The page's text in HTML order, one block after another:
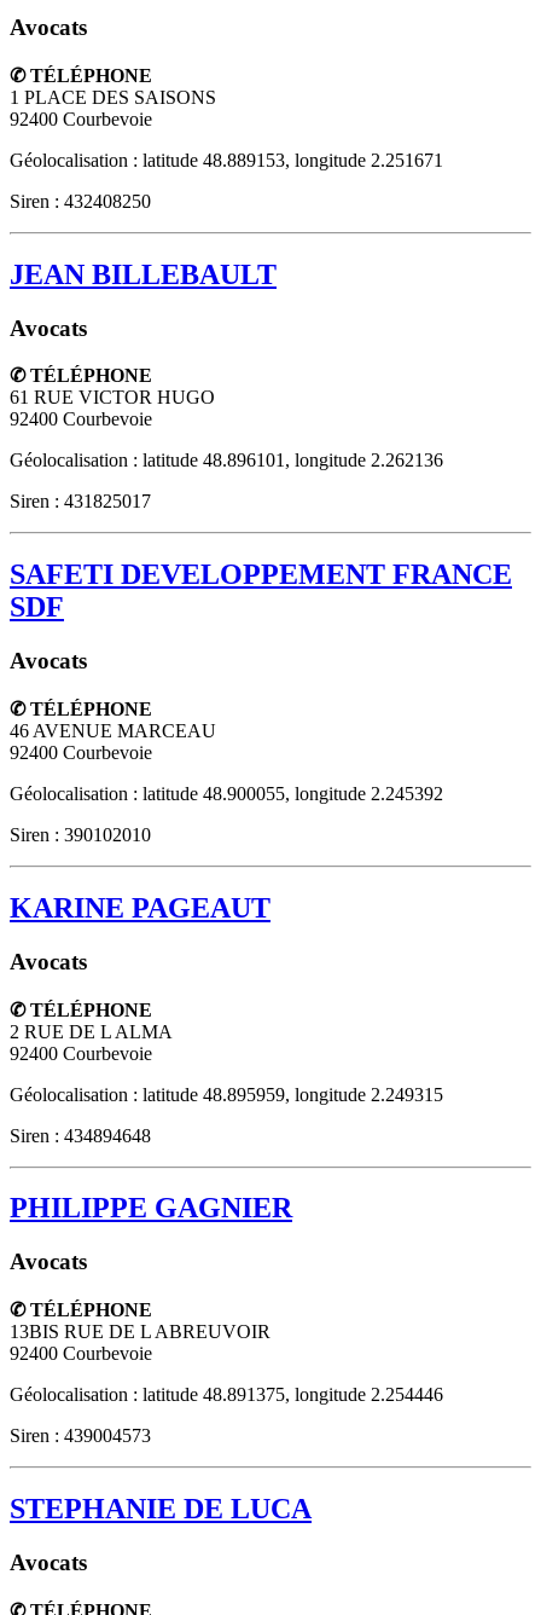
Avocats
✆ TÉLÉPHONE
1 PLACE DES SAISONS
92400 Courbevoie
Géolocalisation : latitude 48.889153, longitude 2.251671
Siren : 432408250
JEAN BILLEBAULT
Avocats
✆ TÉLÉPHONE
61 RUE VICTOR HUGO
92400 Courbevoie
Géolocalisation : latitude 48.896101, longitude 2.262136
Siren : 431825017
SAFETI DEVELOPPEMENT FRANCE
SDF
Avocats
✆ TÉLÉPHONE
46 AVENUE MARCEAU
92400 Courbevoie
Géolocalisation : latitude 48.900055, longitude 2.245392
Siren : 390102010
KARINE PAGEAUT
Avocats
✆ TÉLÉPHONE
2 RUE DE L ALMA
92400 Courbevoie
Géolocalisation : latitude 48.895959, longitude 2.249315
Siren : 434894648
PHILIPPE GAGNIER
Avocats
✆ TÉLÉPHONE
13BIS RUE DE L ABREUVOIR
92400 Courbevoie
Géolocalisation : latitude 48.891375, longitude 2.254446
Siren : 439004573
STEPHANIE DE LUCA
Avocats
✆ TÉLÉPHONE